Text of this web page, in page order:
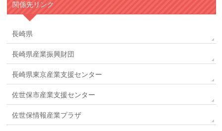
関係先リンク
長崎県
長崎県産業振興財団
長崎県東京産業支援センター
佐世保市産業支援センター
佐世保情報産業プラザ